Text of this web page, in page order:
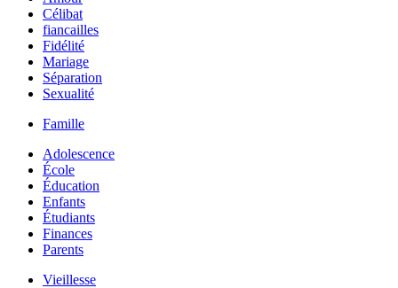
Célibat
fiancailles
Fidélité
Mariage
Séparation
Sexualité
Famille
Adolescence
École
Éducation
Enfants
Étudiants
Finances
Parents
Vieillesse